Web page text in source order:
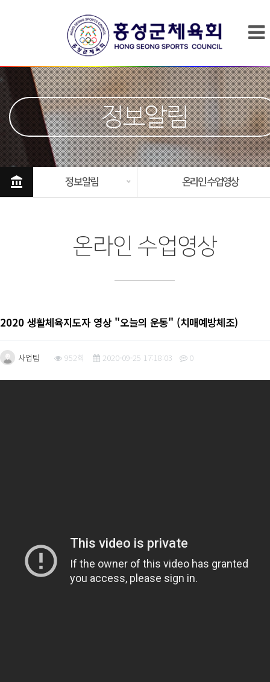
정보알림
account_balance 정보알림 온라인 수업영상
온라인 수업영상
2020 생활체육지도자 영상 "오늘의 운동" (치매예방체조)
사업팀 952회 2020-09-25 17:18:03 0